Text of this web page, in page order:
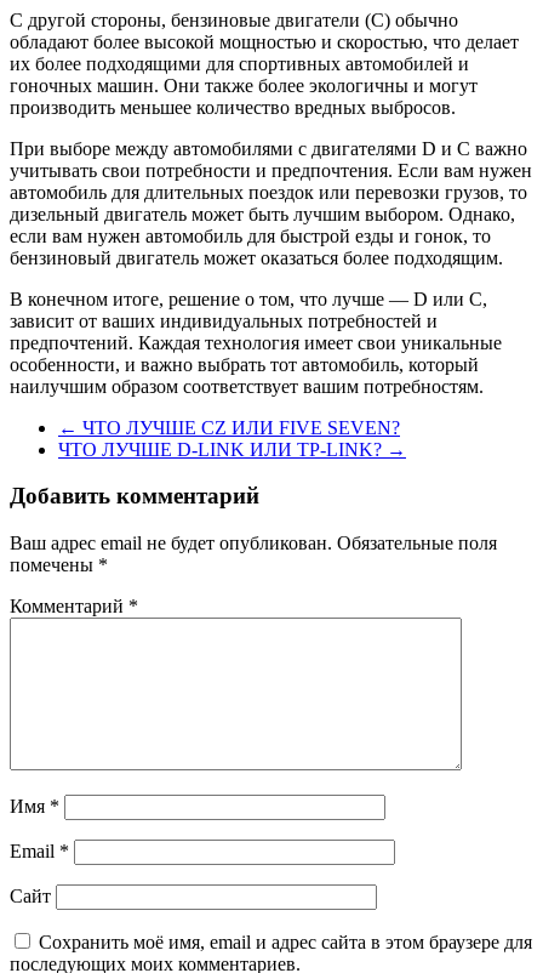
С другой стороны, бензиновые двигатели (C) обычно
обладают более высокой мощностью и скоростью, что делает
их более подходящими для спортивных автомобилей и
гоночных машин. Они также более экологичны и могут
производить меньшее количество вредных выбросов.
При выборе между автомобилями с двигателями D и C важно
учитывать свои потребности и предпочтения. Если вам нужен
автомобиль для длительных поездок или перевозки грузов, то
дизельный двигатель может быть лучшим выбором. Однако,
если вам нужен автомобиль для быстрой езды и гонок, то
бензиновый двигатель может оказаться более подходящим.
В конечном итоге, решение о том, что лучше — D или C,
зависит от ваших индивидуальных потребностей и
предпочтений. Каждая технология имеет свои уникальные
особенности, и важно выбрать тот автомобиль, который
наилучшим образом соответствует вашим потребностям.
← ЧТО ЛУЧШЕ CZ ИЛИ FIVE SEVEN?
ЧТО ЛУЧШЕ D-LINK ИЛИ TP-LINK? →
Добавить комментарий
Ваш адрес email не будет опубликован. Обязательные поля
помечены *
Комментарий *
Имя *
Email *
Сайт
Сохранить моё имя, email и адрес сайта в этом браузере для
последующих моих комментариев.